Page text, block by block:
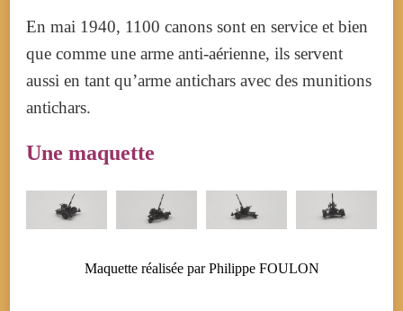
En mai 1940, 1100 canons sont en service et bien
que comme une arme anti-aérienne, ils servent
aussi en tant qu’arme antichars avec des munitions
antichars.
Une maquette
Maquette réalisée par Philippe FOULON